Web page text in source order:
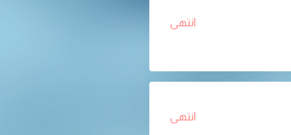
انتهى
انتهى